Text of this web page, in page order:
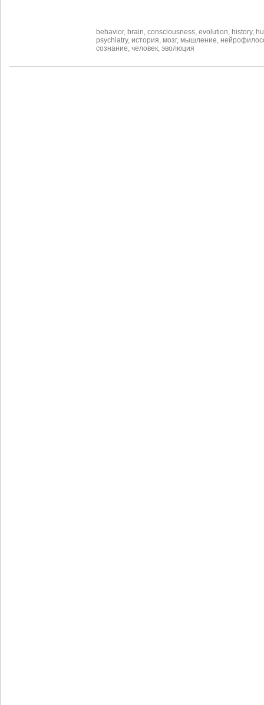
behavior, brain consciousness evolution history,
psychiatry, история мозг, мышление
сознание человек эволюция